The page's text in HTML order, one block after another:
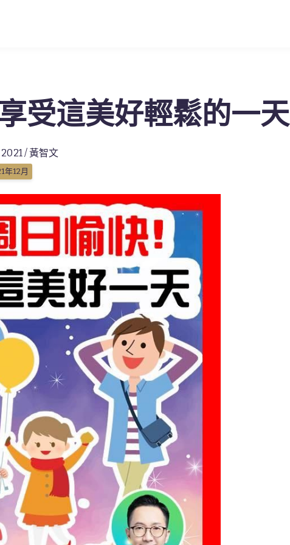
受這美好輕鬆的一天
/ 黃智文
年12月